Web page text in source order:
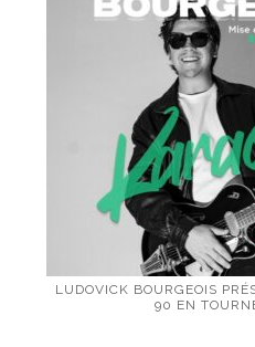
LUDOVICK BOURGEOIS
90 EN